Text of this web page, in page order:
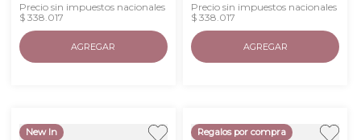
Precio sin impuestos nacionales
$ 338.017
AGREGAR
Precio sin impuestos nacionales
$ 338.017
AGREGAR
New In Regalos por compra